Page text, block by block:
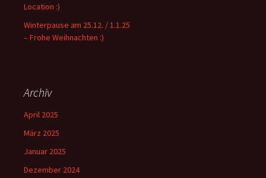
Location :)
Winterpause am 25.12. / 1.1.25
– Frohe Weihnachten :)
Archiv
April 2025
März 2025
Januar 2025
Dezember 2024